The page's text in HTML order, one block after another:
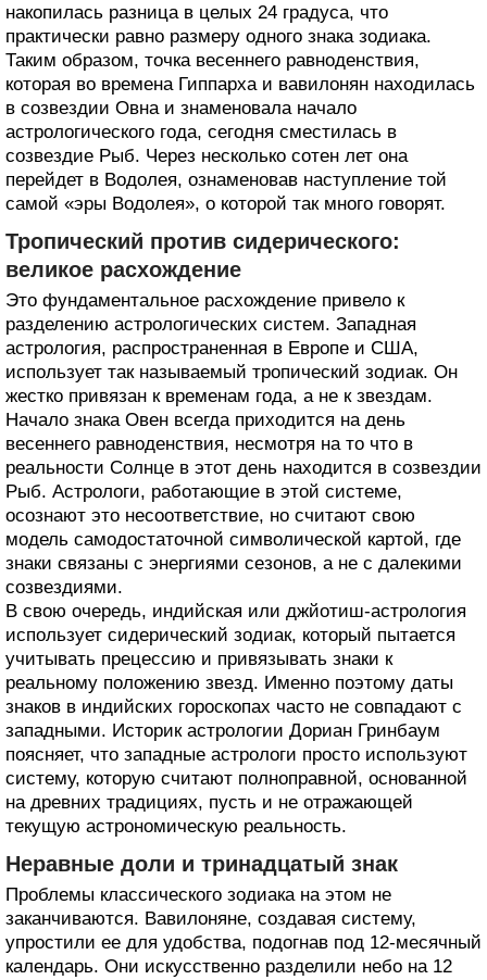
накопилась разница в целых 24 градуса, что
практически равно размеру одного знака зодиака.
Таким образом, точка весеннего равноденствия,
которая во времена Гиппарха и вавилонян находилась
в созвездии Овна и знаменовала начало
астрологического года, сегодня сместилась в
созвездие Рыб. Через несколько сотен лет она
перейдет в Водолея, ознаменовав наступление той
самой «эры Водолея», о которой так много говорят.
Тропический против сидерического:
великое расхождение
Это фундаментальное расхождение привело к
разделению астрологических систем. Западная
астрология, распространенная в Европе и США,
использует так называемый тропический зодиак. Он
жестко привязан к временам года, а не к звездам.
Начало знака Овен всегда приходится на день
весеннего равноденствия, несмотря на то что в
реальности Солнце в этот день находится в созвездии
Рыб. Астрологи, работающие в этой системе,
осознают это несоответствие, но считают свою
модель самодостаточной символической картой, где
знаки связаны с энергиями сезонов, а не с далекими
созвездиями.
В свою очередь, индийская или джйотиш-астрология
использует сидерический зодиак, который пытается
учитывать прецессию и привязывать знаки к
реальному положению звезд. Именно поэтому даты
знаков в индийских гороскопах часто не совпадают с
западными. Историк астрологии Дориан Гринбаум
поясняет, что западные астрологи просто используют
систему, которую считают полноправной, основанной
на древних традициях, пусть и не отражающей
текущую астрономическую реальность.
Неравные доли и тринадцатый знак
Проблемы классического зодиака на этом не
заканчиваются. Вавилоняне, создавая систему,
упростили ее для удобства, подогнав под 12-месячный
календарь. Они искусственно разделили небо на 12